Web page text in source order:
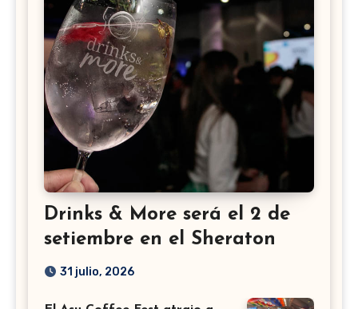
Drinks & More será el 2 de
setiembre en el Sheraton
31 julio, 2026